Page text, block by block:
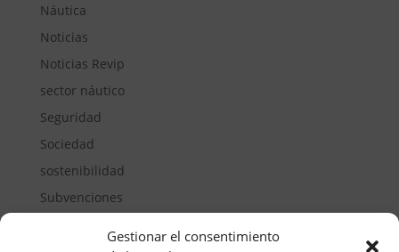
Gestionar el consentimiento
Náutica
Noticias
Noticias Revip
sector náutico
Seguridad
Sociedad
sostenibilidad
Subvenciones